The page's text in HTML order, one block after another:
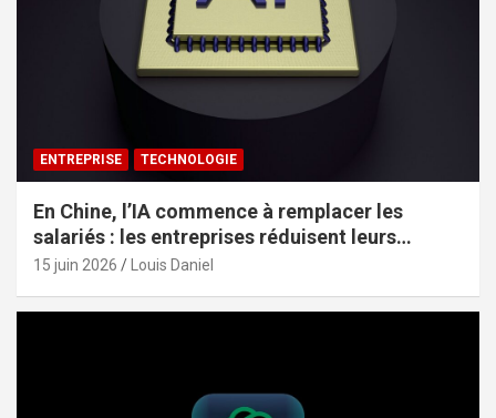
ENTREPRISE TECHNOLOGIE
En Chine, l’IA commence à remplacer les
salariés : les entreprises réduisent leurs
effectifs sans le dire
15 juin 2026 Louis Daniel